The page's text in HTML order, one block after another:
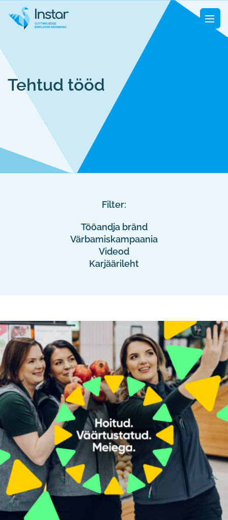
Tehtud tööd
Filter:
Tööandja bränd
Värbamiskampaania
Videod
Karjäärileht